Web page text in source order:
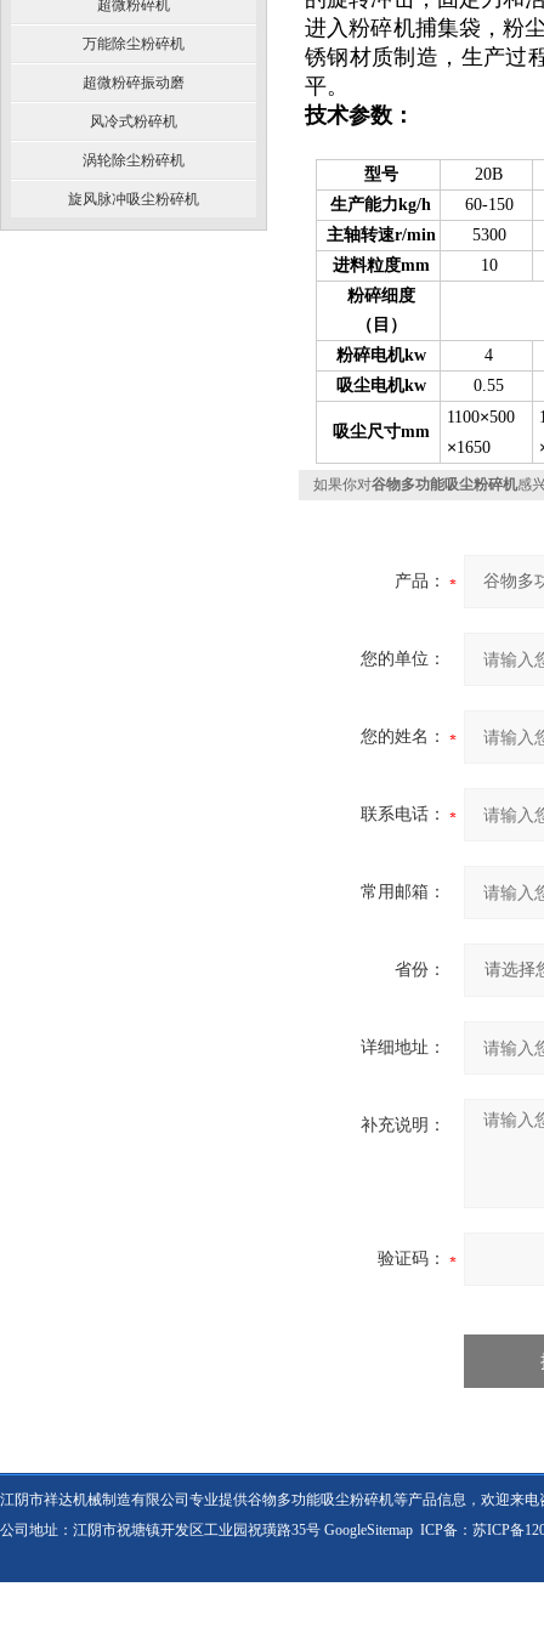
超微粉碎机
万能除尘粉碎机
超微粉碎振动磨
风冷式粉碎机
涡轮除尘粉碎机
旋风脉冲吸尘粉碎机
进入粉碎机捕集袋，粉
锈钢材质制造，生产过
平。
技术参数：
型号
20B
生产能力kg/h
60-150
主轴转速r/min
5300
进料粒度mm
10
粉碎细度
（目）
粉碎电机kw
4
吸尘电机kw
0.55
吸尘尺寸mm
1100×500
×1650
如果你对谷物多功能吸尘粉碎机感
产品：
您的单位：
您的姓名：
联系电话：
常用邮箱：
省份：
详细地址：
补充说明：
验证码：
江阴市祥达机械制造有限公司专业提供谷物多功能吸尘粉碎机等产品信息，欢迎来电
公司地址：江阴市祝塘镇开发区工业园祝璜路35号 GoogleSitemap ICP备： 苏ICP备